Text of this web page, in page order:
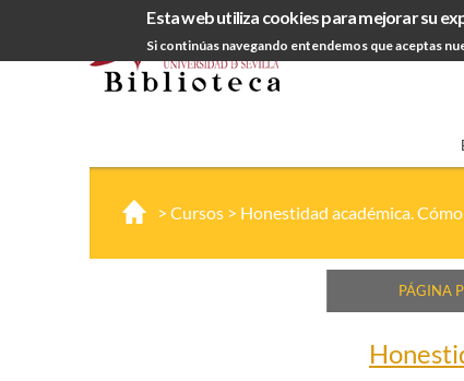
Esta web utiliza cookies para mejorar su
Si continúas navegando entendemos que aceptas
> Cursos > Honestidad académica.
PÁGINA